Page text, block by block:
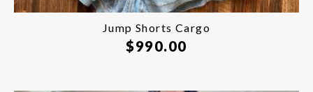
Jump Shorts Cargo
$990.00